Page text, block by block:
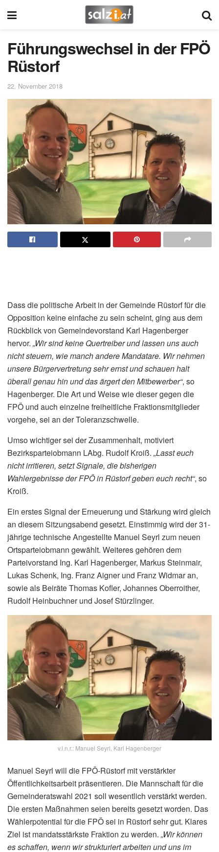
Führungswechsel in der FPÖ
Rüstorf
22. November 2018
Dass die politische Arbeit in der Gemeinde Rüstorf für die
Opposition keine einfache zu sein scheint, ging aus dem
Rückblick von Gemeindevorstand Karl Hagenberger
hervor. „Wir sind keine Quertreiber und lassen uns auch
nicht steuern, wie manch andere Mandatare. Wir nehmen
unsere Bürgervertretung sehr ernst und schauen halt
überall genau hin und das ärgert den Mitbewerber“, so
Hagenberger. Die Art und Weise wie dieser gegen die
FPÖ und auch einzelne freiheitliche Fraktionsmitglieder
vorgehe, sei an der Toleranzschwelle.
Umso wichtiger sei der Zusammenhalt, motiviert
Bezirksparteiobmann LAbg. Rudolf Kroiß. „Lasst euch
nicht irritieren, setzt Signale, die bisherigen
Wahlergebnisse der FPÖ in Rüstorf geben euch recht“, so
Kroiß.
Ein erstes Signal der Erneuerung und Stärkung wird gleich
an diesem Sitzungsabend gesetzt. Einstimmig wird der 31-
jährige technische Angestellte Manuel Seyrl zum neuen
Ortsparteiobmann gewählt. Weiteres gehören dem
Parteivorstand Ing. Karl Hagenberger, Markus Steinmair,
Lukas Schenk, Ing. Franz Aigner und Franz Widmar an,
sowie als Beiräte Thomas Kofler, Johannes Oberroither,
Rudolf Heinbuchner und Josef Stürzlinger.
v.l.n.r.: Manuel Seyrl, Karl Hagenberger
Manuel Seyrl will die FPÖ-Rüstorf mit verstärkter
Öffentlichkeitsarbeit präsentieren. Die Mannschaft für die
Gemeinderatswahl 2021 soll wesentlich verstärkt werden.
Die ersten Maßnahmen seien bereits gesetzt worden. Das
Wählerpotential für die FPÖ sei in Rüstorf sehr gut. Klares
Ziel ist mandatsstärkste Fraktion zu werden. „Wir können
es schaffen, wenn wir strukturiert arbeiten und uns im